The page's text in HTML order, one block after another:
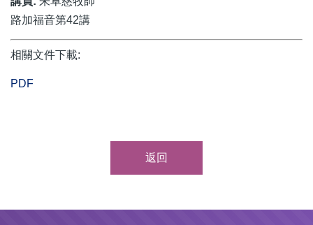
路加福音第42講
相關文件下載:
PDF
返回